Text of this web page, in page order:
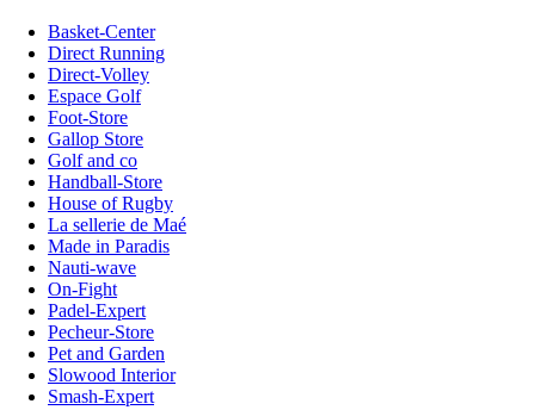
Basket-Center
Direct Running
Direct-Volley
Espace Golf
Foot-Store
Gallop Store
Golf and co
Handball-Store
House of Rugby
La sellerie de Maé
Made in Paradis
Nauti-wave
On-Fight
Padel-Expert
Pecheur-Store
Pet and Garden
Slowood Interior
Smash-Expert